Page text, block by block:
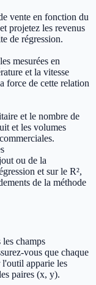
vente en fonction du
projetez les revenus
de régression.
mesurées en
et la vitesse
force de cette relation
et le nombre de
et les volumes
ou de la
et sur le R²,
de la méthode
champs
vous que chaque
l'outil apparie les
paires (x, y).